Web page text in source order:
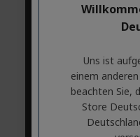
Uns ist
einem
beachten Sie,
Store